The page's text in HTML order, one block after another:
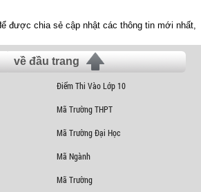
được chia sẻ cập nhật các thông tin mới nhất,
về đầu trang
Điểm Thi Vào Lớp 10
Mã Trường THPT
Mã Trường Đại Học
Mã Ngành
Mã Trường